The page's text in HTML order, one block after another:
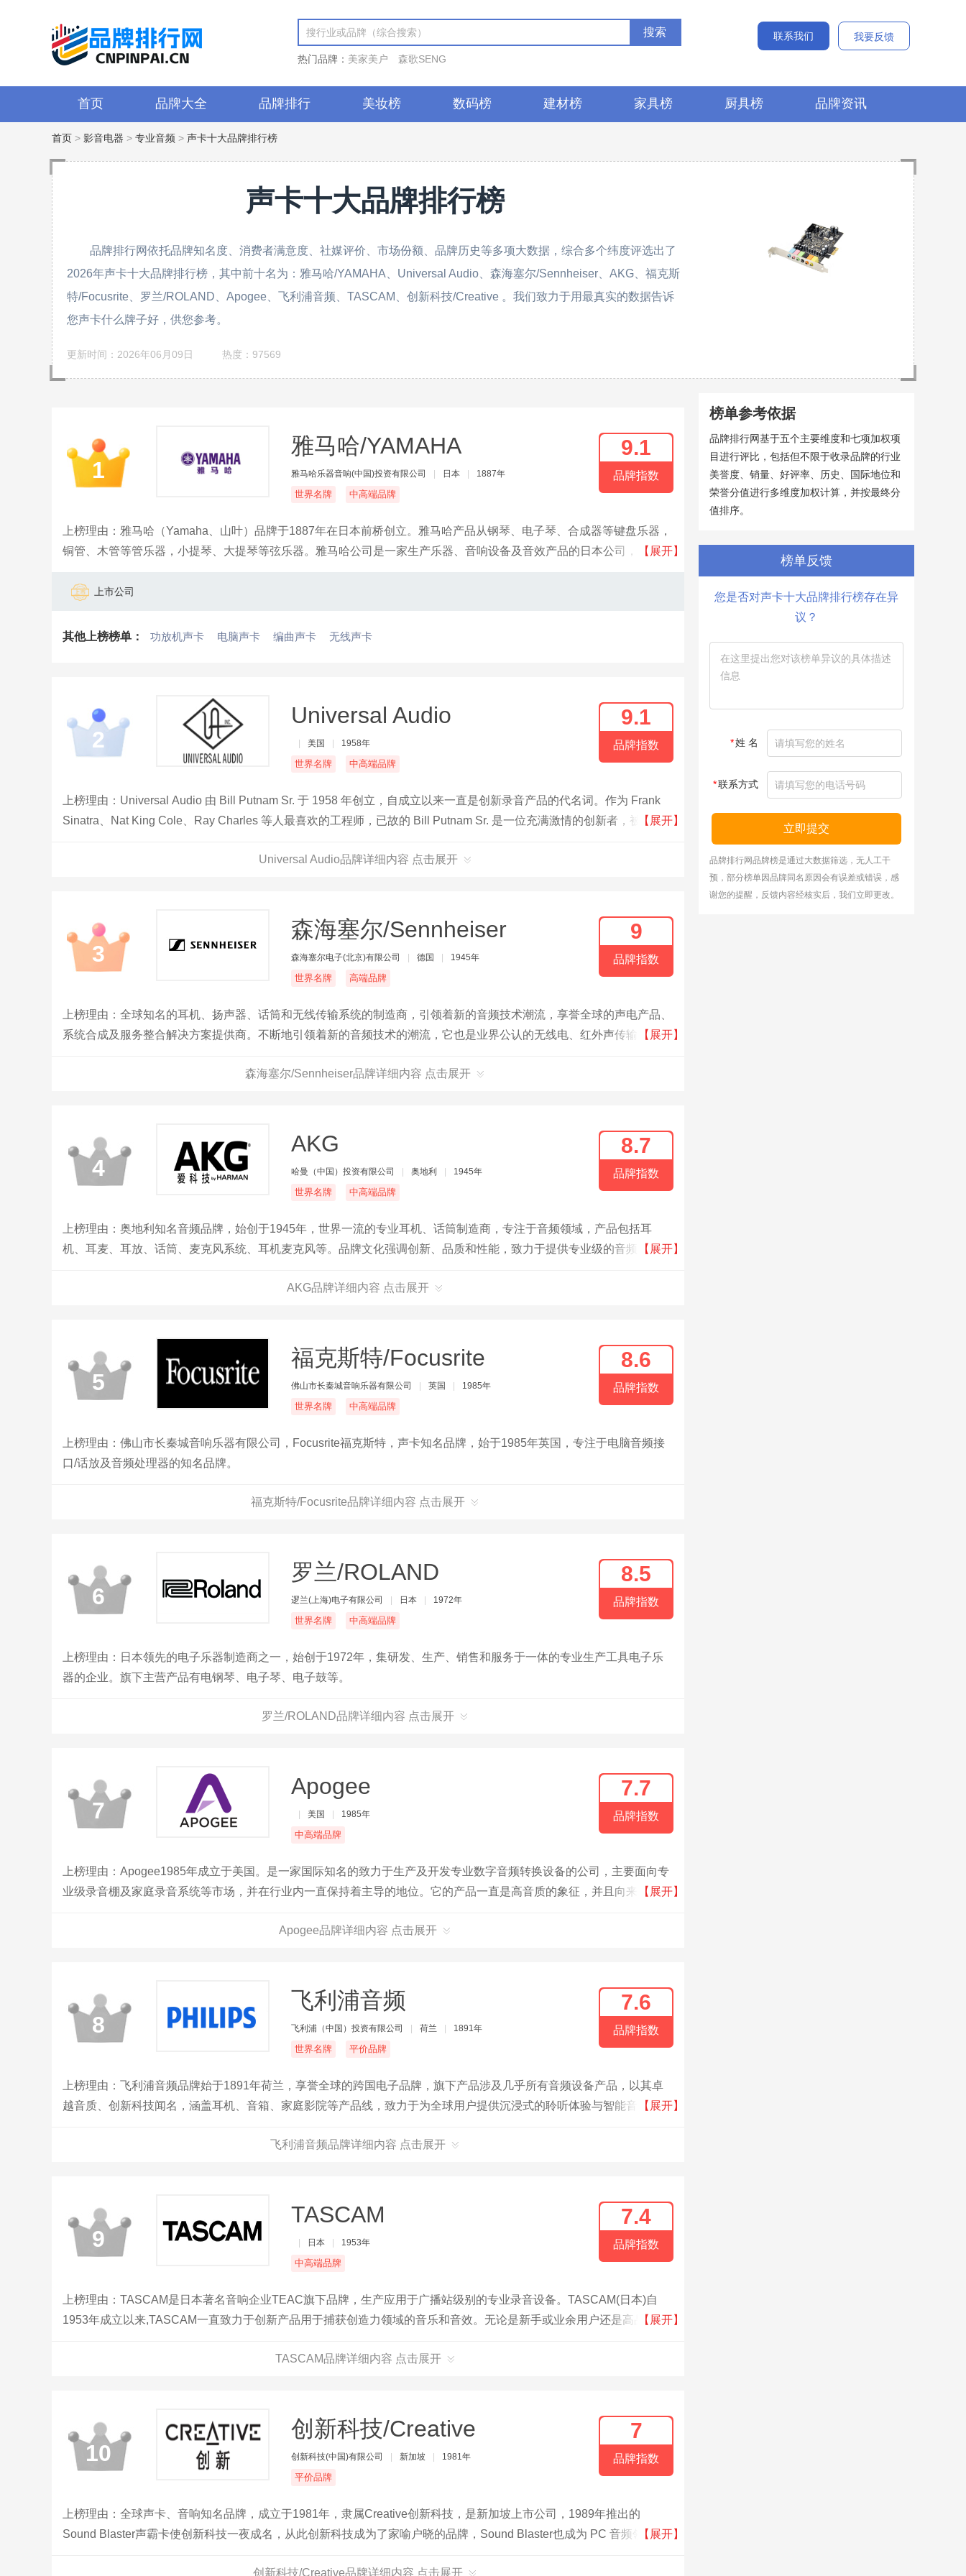
联系我们
我要反馈
热门品牌： 美家美户 森歌SENG
首页 品牌大全 品牌排行 美妆榜 数码榜 建材榜 家具榜 厨具榜 品牌资讯
首页 > 影音电器 > 专业音频 > 声卡十大品牌排行榜
声卡十大品牌排行榜
品牌排行网依托品牌知名度、消费者满意度、社媒评价、市场份额、品牌历史等多项大数据，综合多个纬度评选出了
2026年声卡十大品牌排行榜，其中前十名为：雅马哈/YAMAHA、Universal Audio、森海塞尔/Sennheiser、AKG、福克斯
特/Focusrite、罗兰/ROLAND、Apogee、飞利浦音频、TASCAM、创新科技/Creative 。我们致力于用最真实的数据告诉
您声卡什么牌子好，供您参考。
更新时间：2026年06月09日 热度：97569
1
雅马哈/YAMAHA
雅马哈乐器音响(中国)投资有限公司 日本 1887年
世界名牌 中高端品牌
9.1
品牌指数
上榜理由：雅马哈（Yamaha、山叶）品牌于1887年在日本前桥创立。雅马哈产品从钢琴、电子琴、合成器等键盘乐器，
铜管、木管等管乐器，小提琴、大提琴等弦乐器。雅马哈公司是一家生产乐器、音响设备及音效产品的日本公司，现时是
【展开】
上市公司
其他上榜榜单： 功放机声卡 电脑声卡 编曲声卡 无线声卡
2
Universal Audio
美国 1958年
世界名牌 中高端品牌
9.1
品牌指数
上榜理由：Universal Audio 由 Bill Putnam Sr. 于 1958 年创立，自成立以来一直是创新录音产品的代名词。作为 Frank
Sinatra、Nat King Cole、Ray Charles 等人最喜欢的工程师，已故的 Bill Putnam Sr. 是一位充满激情的创新者，被广泛
【展开】
Universal Audio品牌详细内容 点击展开
3
森海塞尔/Sennheiser
森海塞尔电子(北京)有限公司 德国 1945年
世界名牌 高端品牌
9
品牌指数
上榜理由：全球知名的耳机、扬声器、话筒和无线传输系统的制造商，引领着新的音频技术潮流，享誉全球的声电产品、
系统合成及服务整合解决方案提供商。不断地引领着新的音频技术的潮流，它也是业界公认的无线电、红外声传输技术、
【展开】
森海塞尔/Sennheiser品牌详细内容 点击展开
4
AKG
哈曼（中国）投资有限公司 奥地利 1945年
世界名牌 中高端品牌
8.7
品牌指数
上榜理由：奥地利知名音频品牌，始创于1945年，世界一流的专业耳机、话筒制造商，专注于音频领域，产品包括耳
机、耳麦、耳放、话筒、麦克风系统、耳机麦克风等。品牌文化强调创新、品质和性能，致力于提供专业级的音频解决方
【展开】
AKG品牌详细内容 点击展开
5
福克斯特/Focusrite
佛山市长秦城音响乐器有限公司 英国 1985年
世界名牌 中高端品牌
8.6
品牌指数
上榜理由：佛山市长秦城音响乐器有限公司，Focusrite福克斯特，声卡知名品牌，始于1985年英国，专注于电脑音频接
口/话放及音频处理器的知名品牌。
福克斯特/Focusrite品牌详细内容 点击展开
6
罗兰/ROLAND
逻兰(上海)电子有限公司 日本 1972年
世界名牌 中高端品牌
8.5
品牌指数
上榜理由：日本领先的电子乐器制造商之一，始创于1972年，集研发、生产、销售和服务于一体的专业生产工具电子乐
器的企业。旗下主营产品有电钢琴、电子琴、电子鼓等。
罗兰/ROLAND品牌详细内容 点击展开
7
Apogee
美国 1985年
中高端品牌
7.7
品牌指数
上榜理由：Apogee1985年成立于美国。是一家国际知名的致力于生产及开发专业数字音频转换设备的公司，主要面向专
业级录音棚及家庭录音系统等市场，并在行业内一直保持着主导的地位。它的产品一直是高音质的象征，并且向来与苹果
【展开】
Apogee品牌详细内容 点击展开
8
飞利浦音频
飞利浦（中国）投资有限公司 荷兰 1891年
世界名牌 平价品牌
7.6
品牌指数
上榜理由：飞利浦音频品牌始于1891年荷兰，享誉全球的跨国电子品牌，旗下产品涉及几乎所有音频设备产品，以其卓
越音质、创新科技闻名，涵盖耳机、音箱、家庭影院等产品线，致力于为全球用户提供沉浸式的聆听体验与智能音频解决
【展开】
飞利浦音频品牌详细内容 点击展开
9
TASCAM
日本 1953年
中高端品牌
7.4
品牌指数
上榜理由：TASCAM是日本著名音响企业TEAC旗下品牌，生产应用于广播站级别的专业录音设备。TASCAM(日本)自
1953年成立以来,TASCAM一直致力于创新产品用于捕获创造力领域的音乐和音效。无论是新手或业余用户还是高品质音
【展开】
TASCAM品牌详细内容 点击展开
10
创新科技/Creative
创新科技(中国)有限公司 新加坡 1981年
平价品牌
7
品牌指数
上榜理由：全球声卡、音响知名品牌，成立于1981年，隶属Creative创新科技，是新加坡上市公司，1989年推出的
Sound Blaster声霸卡使创新科技一夜成名，从此创新科技成为了家喻户晓的品牌，Sound Blaster也成为 PC 音频领域的
【展开】
创新科技/Creative品牌详细内容 点击展开
榜单参考依据
品牌排行网基于五个主要维度和七项加权项
目进行评比，包括但不限于收录品牌的行业
美誉度、销量、好评率、历史、国际地位和
荣誉分值进行多维度加权计算，并按最终分
值排序。
榜单反馈
您是否对声卡十大品牌排行榜存在异
议？
*姓 名
*联系方式
立即提交
品牌排行网品牌榜是通过大数据筛选，无人工干
预，部分榜单因品牌同名原因会有误差或错误，感
谢您的提醒，反馈内容经核实后，我们立即更改。